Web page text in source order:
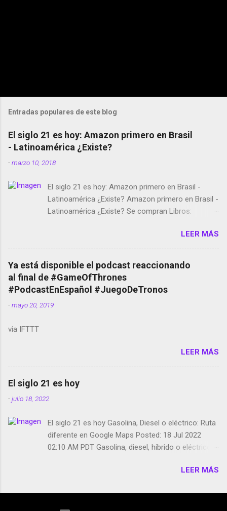
Entradas populares de este blog
El siglo 21 es hoy: Amazon primero en Brasil
- Latinoamérica ¿Existe?
-marzo 10, 2018
El siglo 21 es hoy: Amazon primero en Brasil -
Latinoamérica ¿Existe? Amazon primero en Brasil -
Latinoamérica ¿Existe? Se compran Libros:
temporada de Black Mirror Twitter deja de verificar
cuentas Responden los fotógrafos Brian May y el
copyright en Instagram Música y vídeo selfies en la
red social Riddley Scott saca a Kevin Spacey de su
película Francisco regaña a los que usan el
smartphone en sus misas La serie de la Tierra
Media GoBee - StartUp de bicicletas de alquiler
Live Photos en Google Photos Llegando Partimos
Dictados en Android El tamaño y su importancia...
LEER MÁS
Ya está disponible el podcast reaccionando
al final de #GameOfThrones
#PodcastEnEspañol #JuegoDeTronos
-mayo 20, 2019
via IFTTT
LEER MÁS
El siglo 21 es hoy
-julio 18, 2022
El siglo 21 es hoy Gasolina, Diesel o eléctrico: Ruta
diferente en Google Maps Posted: 18 Jul 2022
02:10 AM PDT Gasolina, diesel, híbrido o eléctrico:
de esos sentidos es lo que hacen los
desarrolladores de Alphabet, la compañía matriz
LEER MÁS